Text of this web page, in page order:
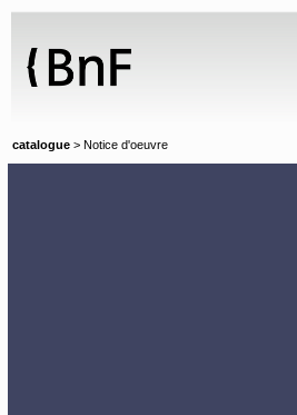
catalogue > Notice d'oeuvre